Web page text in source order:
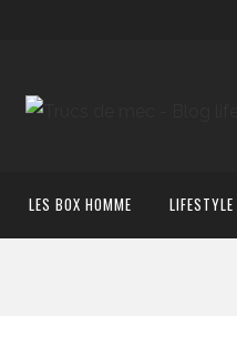
LES BOX HOMME LIFESTYLE